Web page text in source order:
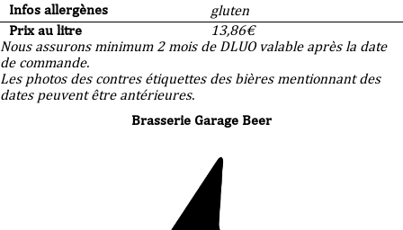
Infos allergènes
gluten
Prix au litre
13,86€
Nous assurons minimum 2 mois de DLUO valable après la date
de commande.
Les photos des contres étiquettes des bières mentionnant des
dates peuvent être antérieures.
Brasserie Garage Beer